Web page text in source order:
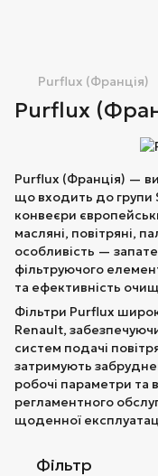
Purflux (Франція)
Purflux
Purflux (Франція) —
що входить до групи
конвеєри
масляні, повітряні,
особливість —
фільтруючого
та ефективність
Фільтри Purflux
Renault,
систем подачі
затримують
робочі параметри та
регламентного
щоденної
Фільтр